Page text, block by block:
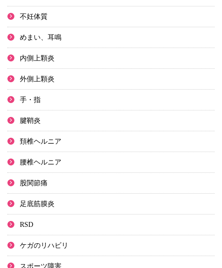
不妊体質
めまい、耳鳴
内側上顆炎
外側上顆炎
手・指
腱鞘炎
頚椎ヘルニア
腰椎ヘルニア
股関節痛
足底筋膜炎
RSD
ケガのリハビリ
スポーツ障害